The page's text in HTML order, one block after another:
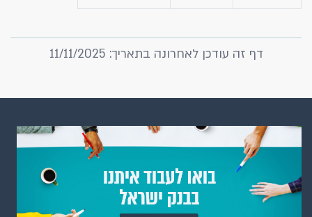
דף זה עודכן לאחרונה בתאריך: 11/11/2025